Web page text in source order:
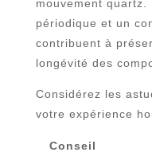
mouvement
périodique et un
contribuent à
longévité des
Considérez les
votre expérience
Conseil